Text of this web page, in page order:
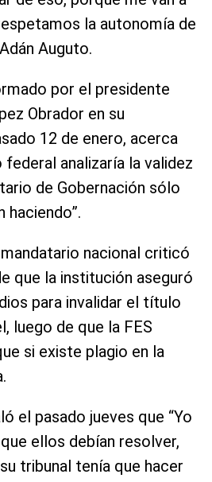
la autonomía de
Auguto.
por el presidente
Obrador en su
12 de enero, acerca
analizaría la validez
de Gobernación sólo
haciendo”.
nacional criticó
que la institución aseguró
para invalidar el título
luego de que la FES
si existe plagio en la
el pasado jueves que “Yo
ellos debían resolver,
tribunal tenía que hacer